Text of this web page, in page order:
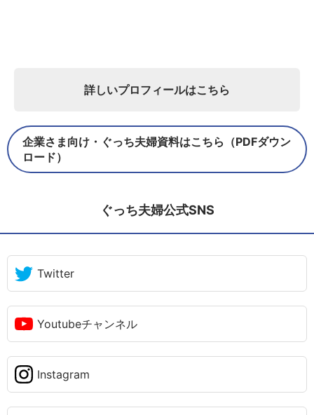
詳しいプロフィールはこちら
企業さま向け・ぐっち夫婦資料はこちら（PDFダウン
ロード）
ぐっち夫婦公式SNS
Twitter
Youtubeチャンネル
Instagram